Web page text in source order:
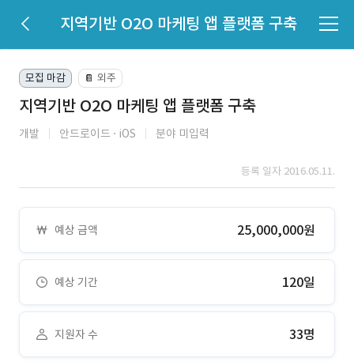
지역기반 O2O 마케팅 앱 플랫폼 구축
모집 마감 📔 외주
지역기반 O2O 마케팅 앱 플랫폼 구축
개발 안드로이드 iOS 분야 미입력
등록 일자 2016.05.11.
예상 금액 25,000,000원
예상 기간 120일
지원자 수 33명